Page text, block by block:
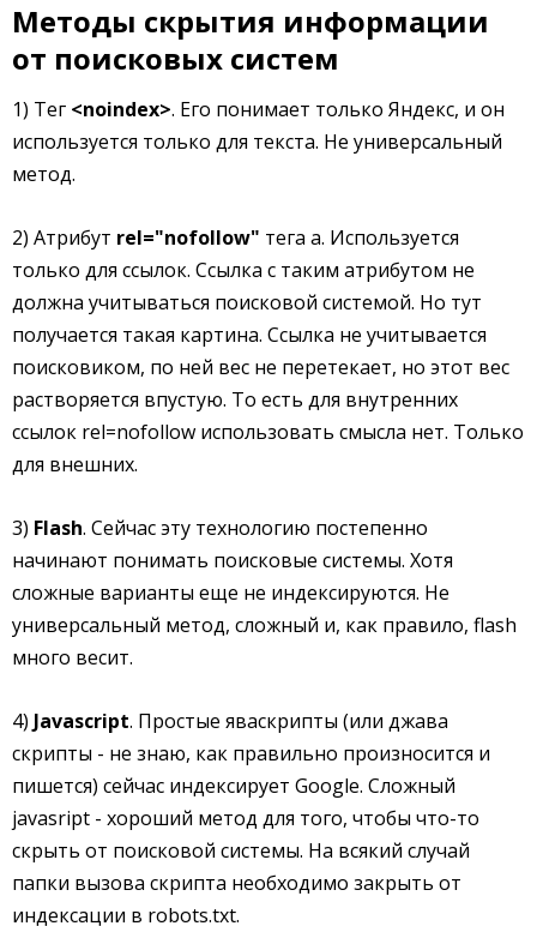
Методы скрытия информации
от поисковых систем
1) Тег <noindex>. Его понимает только Яндекс, и он
используется только для текста. Не универсальный
метод.
2) Атрибут rel="nofollow" тега a. Используется
только для ссылок. Ссылка с таким атрибутом не
должна учитываться поисковой системой. Но тут
получается такая картина. Ссылка не учитывается
поисковиком, по ней вес не перетекает, но этот вес
растворяется впустую. То есть для внутренних
ссылок rel=nofollow использовать смысла нет. Только
для внешних.
3) Flash. Сейчас эту технологию постепенно
начинают понимать поисковые системы. Хотя
сложные варианты еще не индексируются. Не
универсальный метод, сложный и, как правило, flash
много весит.
4) Javascript. Простые яваскрипты (или джава
скрипты - не знаю, как правильно произносится и
пишется) сейчас индексирует Google. Сложный
javasript - хороший метод для того, чтобы что-то
скрыть от поисковой системы. На всякий случай
папки вызова скрипта необходимо закрыть от
индексации в robots.txt.